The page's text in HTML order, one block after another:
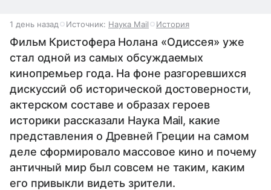
1 день назад Источник: Наука Mail История
Фильм Кристофера Нолана «Одиссея» уже
стал одной из самых обсуждаемых
кинопремьер года. На фоне разгоревшихся
дискуссий об исторической достоверности,
актерском составе и образах героев
историки рассказали Наука Mail, какие
представления о Древней Греции на самом
деле сформировало массовое кино и почему
античный мир был совсем не таким, каким
его привыкли видеть зрители.